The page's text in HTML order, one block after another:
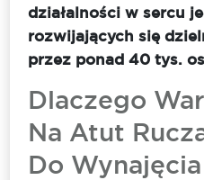
działalności w sercu
rozwijających się
przez ponad 40 tys.
Dlaczego
Na Atut
Do